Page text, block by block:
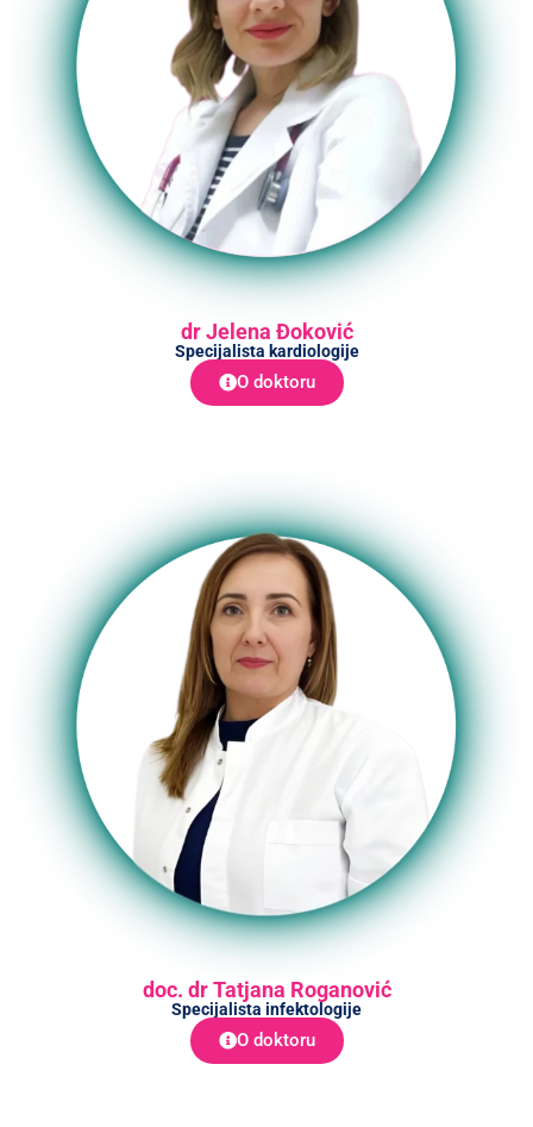
dr Jelena Đoković
Specijalista kardiologije
O doktoru
doc. dr Tatjana Roganović
Specijalista infektologije
O doktoru